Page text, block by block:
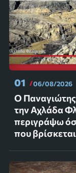
01 06/08/2026
Ο
την Αχλάδα
περιγράψω
που